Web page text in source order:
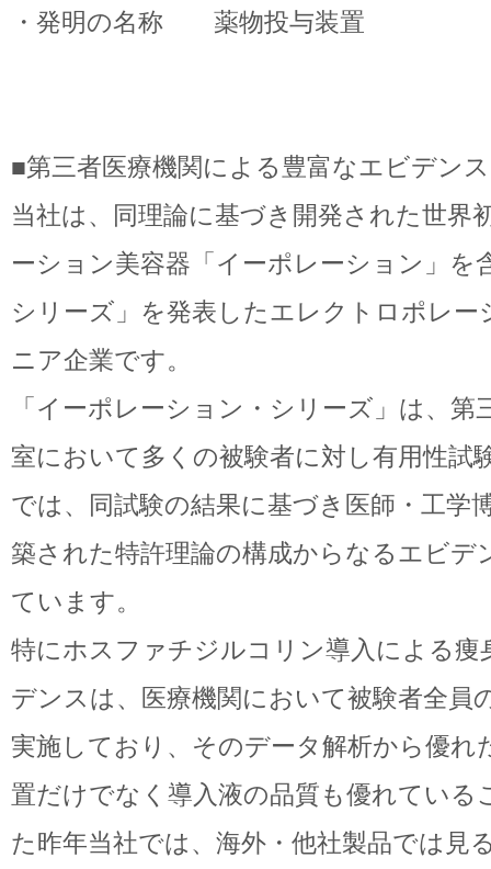
・発明の名称 薬物投与装置
■第三者医療機関による豊富なエビデンス
当社は、同理論に基づき開発された世界
ーション美容器「イーポレーション」を
シリーズ」を発表したエレクトロポレ
ニア企業です。
「イーポレーション・シリーズ」は、第
室において多くの被験者に対し有用性試
では、同試験の結果に基づき医師・工学
築された特許理論の構成からなるエビデ
ています。
特にホスファチジルコリン導入による痩
デンスは、医療機関において被験者全員
実施しており、そのデータ解析から優れ
置だけでなく導入液の品質も優れてい
た昨年当社では、海外・他社製品では見